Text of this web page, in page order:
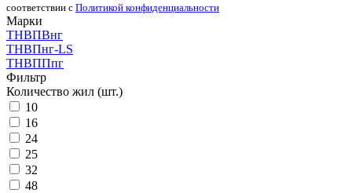
соответствии с Политикой конфиденциальности
Марки
ТНВПВнг
ТНВПнг-LS
ТНВППпг
Фильтр
Количество жил (шт.)
10
16
24
25
32
48